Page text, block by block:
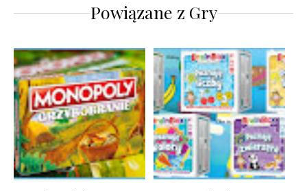
Powiązane z Gry